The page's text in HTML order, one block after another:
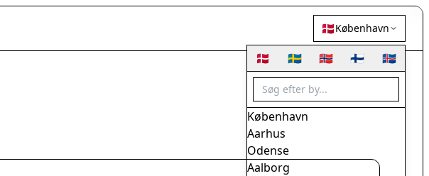
🇩🇰København
🇩🇰 🇸🇪 🇳🇴 🇫🇮 🇮🇸
København
Aarhus
Odense
Aalborg